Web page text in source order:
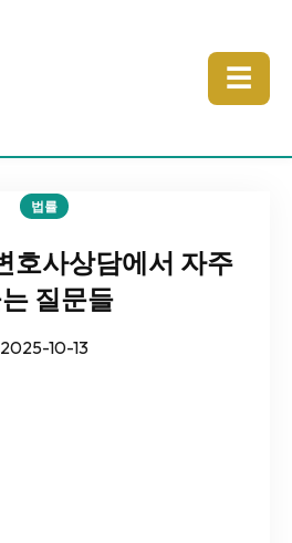
☰
법률
호사상담에서 자주
질문들
2025-10-13